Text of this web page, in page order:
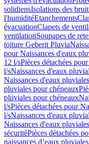
solidiensIsolations des
l'humiditéEtanchements
évacuationClapets de
ventilationSoupapes de
toiture Geberit Pluvia
pour Naissances d'eaux
12 l/sPièces détachées
l/sNaissances d'eaux
Naissances d'eaux
pluviales pour chéneaux
pluviales pour chéneaux
l/sPièces détachées pour
l/sNaissances d'eaux
Naissances d'eaux
sécuritéPièces détachées
naissances d’eaux